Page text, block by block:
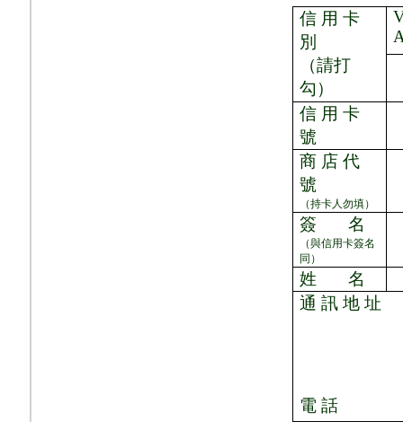
信 用 卡
別
（請打
勾）
信 用 卡
號
商 店 代
號
（持卡人勿填）
簽 名
（與信用卡簽名
同）
姓
名
通 訊 地 址
電 話